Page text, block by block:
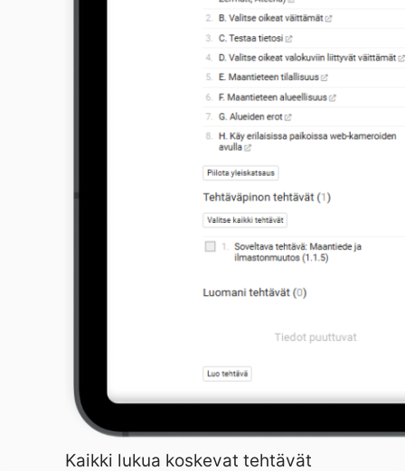
Kaikki lukua koskevat tehtävät